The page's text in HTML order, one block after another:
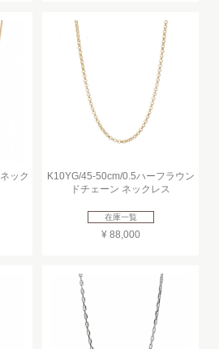
ック
K10YG/45-50cm/0.5ハーフラウン
ドチェーン ネックレス
在庫一覧
¥ 88,000